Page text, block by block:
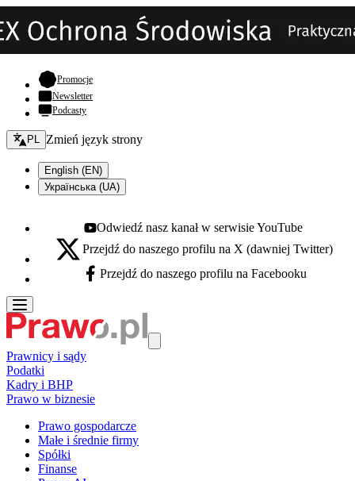
Promocje- otwiera się w nowej karcie
Newsletter
Podcasty
Zmień język - bieżący:
PL Zmień język strony
English (EN)
Українська (UA)
Youtube - otwiera się w nowej karcie
Odwiedź nasz kanał w serwisie YouTube
X - otwiera się w nowej karcie
Przejdź do naszego profilu na X (dawniej Twitter)
Facebook - otwiera się w nowej karcie
Przejdź do naszego profilu na Facebooku
Prawnicy i sądy
Podatki
Kadry i BHP
Prawo w biznesie
Prawo gospodarcze
Małe i średnie firmy
Spółki
Finanse